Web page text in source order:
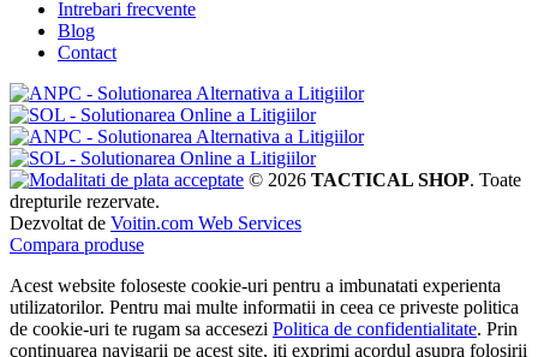
Intrebari frecvente
Blog
Contact
© 2026 TACTICAL SHOP. Toate
drepturile rezervate.
Dezvoltat de Voitin.com Web Services
Compara produse
Acest website foloseste cookie-uri pentru a imbunatati experienta
utilizatorilor. Pentru mai multe informatii in ceea ce priveste politica
de cookie-uri te rugam sa accesezi Politica de confidentialitate. Prin
continuarea navigarii pe acest site, iti exprimi acordul asupra folosirii